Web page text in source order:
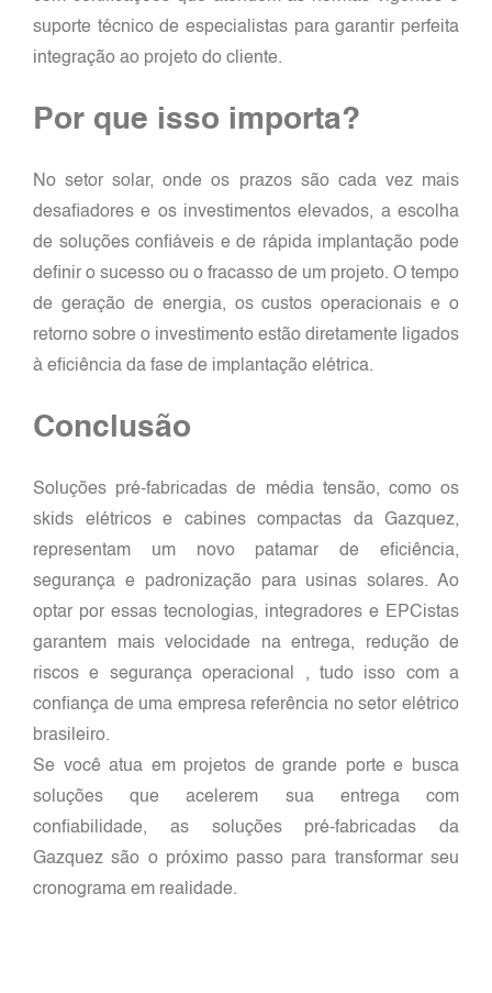
suporte técnico de especialistas para garantir perfeita
integração ao projeto do cliente.
Por que isso importa?
No setor solar, onde os prazos são cada vez mais
desafiadores e os investimentos elevados, a escolha
de soluções confiáveis e de rápida implantação pode
definir o sucesso ou o fracasso de um projeto. O tempo
de geração de energia, os custos operacionais e o
retorno sobre o investimento estão diretamente ligados
à eficiência da fase de implantação elétrica.
Conclusão
Soluções pré-fabricadas de média tensão, como os
skids elétricos e cabines compactas da Gazquez,
representam um novo patamar de eficiência,
segurança e padronização para usinas solares. Ao
optar por essas tecnologias, integradores e EPCistas
garantem mais velocidade na entrega, redução de
riscos e segurança operacional , tudo isso com a
confiança de uma empresa referência no setor elétrico
brasileiro.
Se você atua em projetos de grande porte e busca
soluções que acelerem sua entrega com
confiabilidade, as soluções pré-fabricadas da
Gazquez são o próximo passo para transformar seu
cronograma em realidade.